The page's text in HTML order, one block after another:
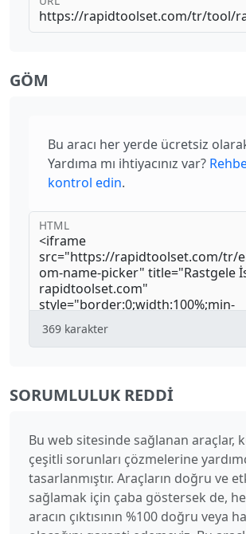
GÖM
Bu aracı her yerde ücretsiz
Yardıma mı ihtiyacınız var?
kontrol edin.
HTML
369 karakter
SORUMLULUK REDDI
Bu web sitesinde sağlanan araçlar,
çeşitli sorunları çözmelerine
tasarlanmıştır. Araçların doğru ve
sağlamak için çaba göstersek de,
aracın çıktısının %100 doğru veya